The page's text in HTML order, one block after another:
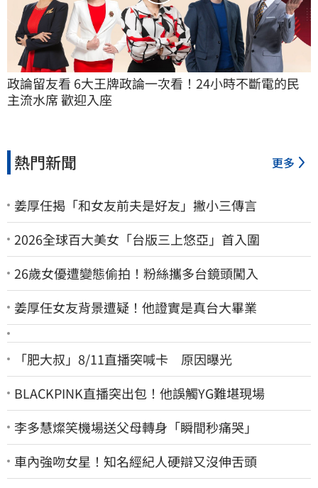
政論留友看 6大王牌政論一次看！24小時不斷電的民
主流水席 歡迎入座
熱門新聞 更多
姜厚任揭「和女友前夫是好友」撇小三傳言
2026全球百大美女「台版三上悠亞」首入圍
26歲女優遭變態偷拍！粉絲攜多台鏡頭闖入
姜厚任女友背景遭疑！他證實是真台大畢業
「肥大叔」8/11直播突喊卡 原因曝光
BLACKPINK直播突出包！他誤觸YG難堪現場
李多慧燦笑機場送父母轉身「瞬間秒痛哭」
車內強吻女星！知名經紀人硬辯又沒伸舌頭